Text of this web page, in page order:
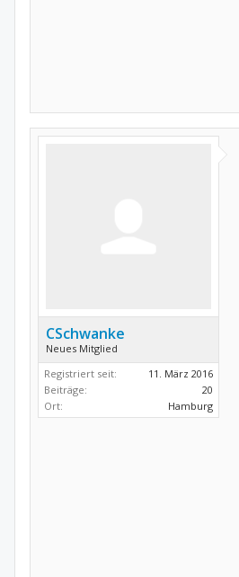
CSchwanke
Neues Mitglied
Registriert seit:
11. März 2016
Beiträge:
20
Ort:
Hamburg